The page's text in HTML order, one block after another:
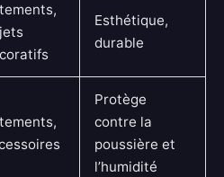
Esthétique,
durable
Protège
contre la
poussière et
l’humidité